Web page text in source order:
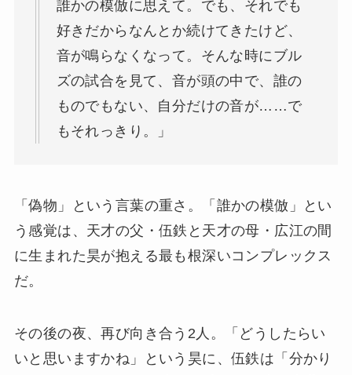
誰かの模倣に思えて。でも、それでも
好きだからなんとか続けてきたけど、
音が鳴らなくなって。そんな時にブル
ズの試合を見て、音が頭の中で、誰の
ものでもない、自分だけの音が……で
もそれっきり。」
「偽物」という言葉の重さ。「誰かの模倣」とい
う感覚は、天才の父・伍鉄と天才の母・広江の間
に生まれた昊が抱える最も根深いコンプレックス
だ。
その後の夜、再び向き合う2人。「どうしたらい
いと思いますかね」という昊に、伍鉄は「分かり